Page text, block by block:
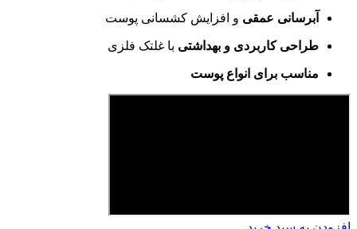
آبرسانی عمقی و افزایش کشسانی پوست
طراحی کاربردی و بهداشتی با غلتک فلزی
مناسب برای انواع پوست